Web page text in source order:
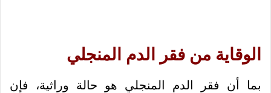
الوقاية من فقر الدم المنجلي
بما أن فقر الدم المنجلي هو حالة وراثية، فإن